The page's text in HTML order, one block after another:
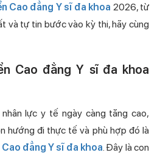
Cao đẳng Y sĩ đa khoa 2026, từ
và tự tin bước vào kỳ thi, hãy cùng
Cao đẳng Y sĩ đa khoa
lực y tế ngày càng tăng cao,
hướng đi thực tế và phù hợp đó là
Cao đẳng Y sĩ đa khoa. Đây là con